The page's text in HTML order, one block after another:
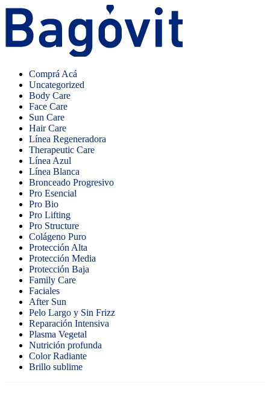
Comprá Acá
Uncategorized
Body Care
Face Care
Sun Care
Hair Care
Línea Regeneradora
Therapeutic Care
Línea Azul
Línea Blanca
Bronceado Progresivo
Pro Esencial
Pro Bio
Pro Lifting
Pro Structure
Colágeno Puro
Protección Alta
Protección Media
Protección Baja
Family Care
Faciales
After Sun
Pelo Largo y Sin Frizz
Reparación Intensiva
Plasma Vegetal
Nutrición profunda
Color Radiante
Brillo sublime